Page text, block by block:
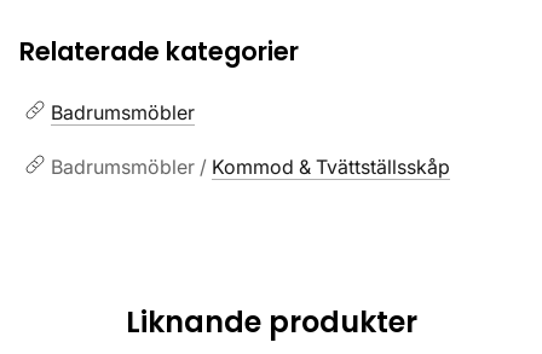
Relaterade kategorier
Badrumsmöbler
Badrumsmöbler / Kommod & Tvättställsskåp
Liknande produkter